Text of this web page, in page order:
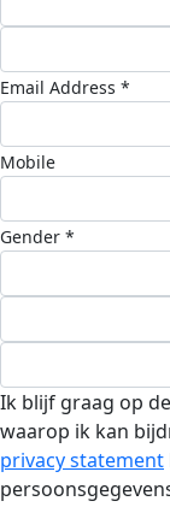
Email Address *
Mobile
Gender *
Ik blijf graag op
waarop ik kan
privacy statement